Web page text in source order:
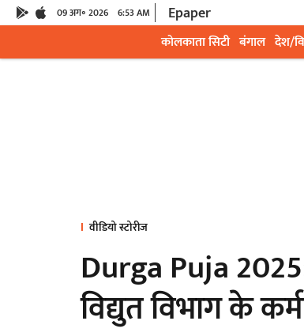
09 अग॰ 2026 6:53 AM Epaper
कोलकाता सिटी बंगाल देश/
वीडियो स्टोरीज
Durga Puja
विद्युत विभाग के